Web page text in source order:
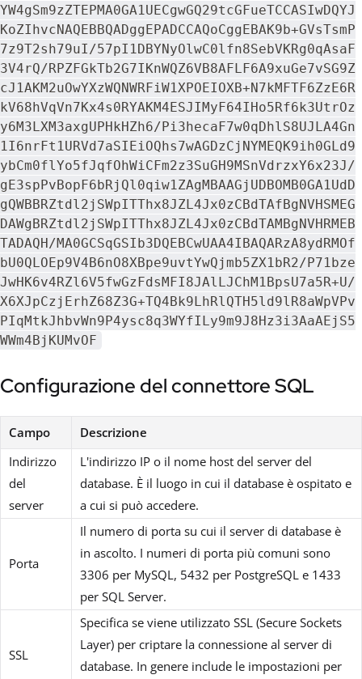
YW4gSm9zZTEPMA0GA1UECgwGQ29tcGFueTCCASIwDQYJ
KoZIhvcNAQEBBQADggEPADCCAQoCggEBAK9b+GVsTsmP
7z9T2sh79uI/57pI1DBYNyOlwC0lfn8SebVKRg0qAsaF
3V4rQ/RPZFGkTb2G7IKnWQZ6VB8AFLF6A9xuGe7vSG9Z
cJ1AKM2uOwYXzWQNWRFiW1XPOEIOXB+N7kMFTF6ZzE6R
kV68hVqVn7Kx4s0RYAKM4ESJIMyF64IHo5Rf6k3UtrOz
y6M3LXM3axgUPHkHZh6/Pi3hecaF7w0qDhlS8UJLA4Gn
1I6nrFt1URVd7aSIEiOQhs7wAGDzCjNYMEQK9ih0GLd9
ybCm0flYo5fJqfOhWiCFm2z3SuGH9MSnVdrzxY6x23J/
gE3spPvBopF6bRjQl0qiw1ZAgMBAAGjUDBOMB0GA1UdD
gQWBBRZtdl2jSWpITThx8JZL4Jx0zCBdTAfBgNVHSMEG
DAWgBRZtdl2jSWpITThx8JZL4Jx0zCBdTAMBgNVHRMEB
TADAQH/MA0GCSqGSIb3DQEBCwUAA4IBAQARzA8ydRMOf
bU0QLOEp9V4B6nO8XBpe9uvtYwQjmb5ZX1bR2/P71bze
JwHK6v4RZl6V5fwGzFdsMFI8JAlLJChM1BpsU7a5R+U/
X6XJpCzjErhZ68Z3G+TQ4Bk9LhRlQTH5ld9lR8aWpVPv
PIqMtkJhbvWn9P4ysc8q3WYfILy9m9J8Hz3i3AaAEjS5
WWm4BjKUMvOF
Configurazione del connettore SQL
Campo
Descrizione
Indirizzo
del
server
L'indirizzo IP o il nome host del server del
database. È il luogo in cui il database è ospitato e
a cui si può accedere.
Porta
Il numero di porta su cui il server di database è
in ascolto. I numeri di porta più comuni sono
3306 per MySQL, 5432 per PostgreSQL e 1433
per SQL Server.
SSL
Specifica se viene utilizzato SSL (Secure Sockets
Layer) per criptare la connessione al server di
database. In genere include le impostazioni per